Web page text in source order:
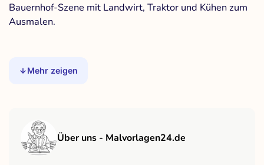
Bauernhof-Szene mit Landwirt, Traktor und Kühen zum
Ausmalen.
Mehr zeigen
Über uns - Malvorlagen24.de